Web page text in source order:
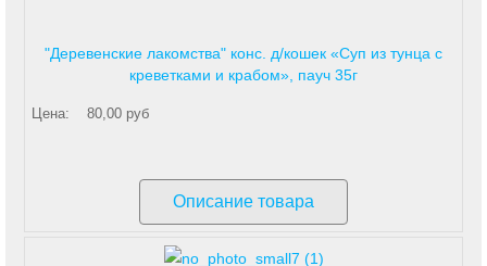
"Деревенские лакомства" конс. д/кошек «Суп из тунца с
креветками и крабом», пауч 35г
Цена: 80,00 руб
Описание товара